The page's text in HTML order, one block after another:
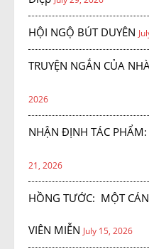
HỘI NGỘ BÚT DUYÊN
TRUYỆN NGẮN CỦA
2026
NHẬN ĐỊNH TÁC
21, 2026
HỒNG TƯỚC: MỘT
VIÊN MIỄN July 15, 2026